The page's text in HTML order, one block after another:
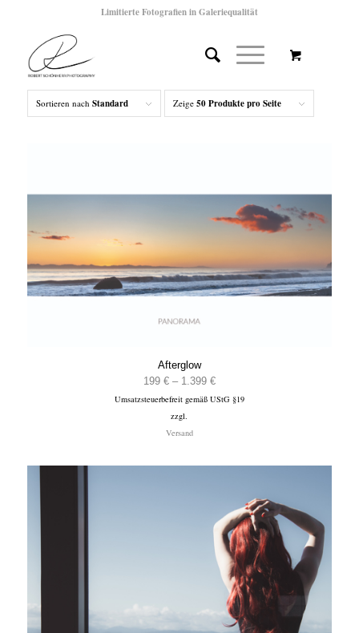
Limitierte Fotografien in Galeriequalität
Sortieren nach Standard Zeige 50 Produkte pro Seite
Afterglow
199 € – 1.399 €Preisspanne:
199 €
Umsatzsteuerbefreit gemäß UStG §19
zzgl.
Versand